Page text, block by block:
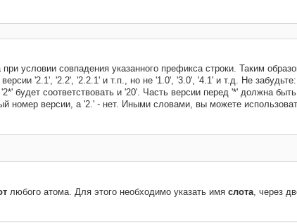
условии совпадения указанного префикса строки. Таким
'2.1', '2.2', '2.2.1' и т.п., но не '1.0', '3.0', '4.1' и т.д. Не
будет соответствовать и '20'. Часть версии перед '*' должна
номер версии, а '2.' - нет. Иными словами, вы можете
любого атома. Для этого необходимо указать имя слота, через